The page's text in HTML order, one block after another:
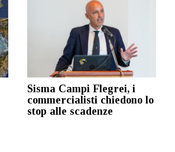
Sisma Campi Flegrei, i
commercialisti chiedono lo
stop alle scadenze